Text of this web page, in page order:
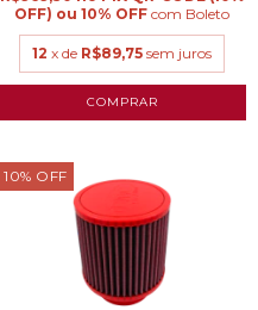
com Boleto
12 x de R$89,75 sem juros
10% OFF